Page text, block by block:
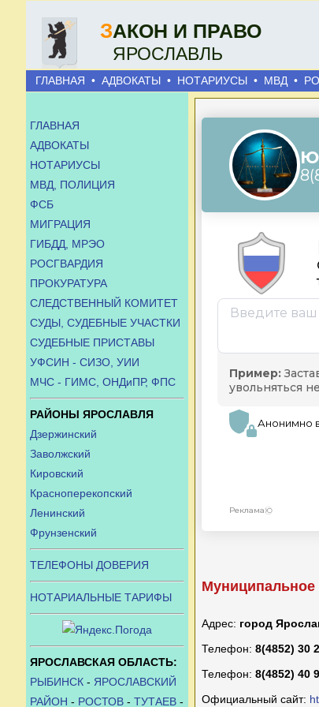
ЗАКОН И ПРАВО
ЯРОСЛАВЛЬ
ГЛАВНАЯ • АДВОКАТЫ • НОТАРИУСЫ • МВД •
ГЛАВНАЯ
АДВОКАТЫ
НОТАРИУСЫ
МВД, ПОЛИЦИЯ
ФСБ
МИГРАЦИЯ
ГИБДД, МРЭО
РОСГВАРДИЯ
ПРОКУРАТУРА
СЛЕДСТВЕННЫЙ КОМИТЕТ
СУДЫ, СУДЕБНЫЕ УЧАСТКИ
СУДЕБНЫЕ ПРИСТАВЫ
УФСИН - СИЗО, УИИ
МЧС - ГИМС, ОНДиПР, ФПС
РАЙОНЫ ЯРОСЛАВЛЯ
Дзержинский
Заволжский
Кировский
Красноперекопский
Ленинский
Фрунзенский
ТЕЛЕФОНЫ ДОВЕРИЯ
НОТАРИАЛЬНЫЕ ТАРИФЫ
ЯРОСЛАВСКАЯ ОБЛАСТЬ:
РЫБИНСК - ЯРОСЛАВСКИЙ
РАЙОН - РОСТОВ - ТУТАЕВ -
Муниципальное
Адрес: город
Телефон: 8(4852) 30
Телефон: 8(4852) 40
Официальный сайт: